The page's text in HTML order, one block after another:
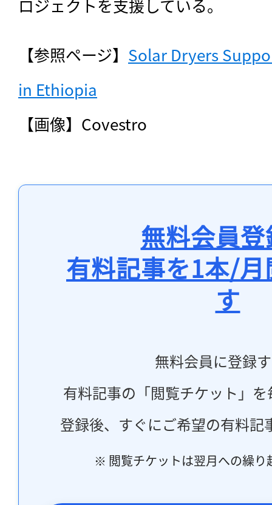
ロジェクトを支援している。
【参照ページ】 Solar Dryers
in Ethiopia
【画像】Covestro
無料会員
有料記事を1本/
す
無料会員に登録
有料記事の「閲覧チケット」
登録後、すぐにご希望の有料記
※ 閲覧チケットは翌月への繰り